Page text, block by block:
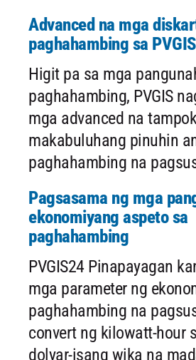
Advanced na mga
paghahambing sa PVGIS
Higit pa sa mga
paghahambing, PVGIS
mga advanced na
makabuluhang pinuhin
paghahambing na
Pagsasama ng mga
ekonomiyang aspeto sa
paghahambing
PVGIS24 Pinapayagan
mga parameter ng
paghahambing na
convert ng kilowatt-hour
dolyar-isang wika na